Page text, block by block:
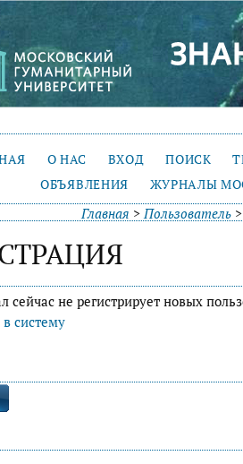
О НАС ВХОД ПОИСК
ОБЪЯВЛЕНИЯ
ЖУРНАЛЫ
Главная >Пользователь
сейчас не регистрирует новых
систему